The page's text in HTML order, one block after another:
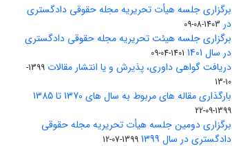
برگزاری جلسه هیأت تحریریه مجله حقوقی دادگستری
در 1403-08-09
برگزاری جلسه هیئت تحریریه مجله حقوقی دادگستری
در سال 1401
1401-04-09
دریافت گواهی داوری، پذیرش و یا انتشار مقالات
1399-
10-13
بارگذاری مقاله های مربوط به سال های 1370 تا 1385
1399-09-22
برگزاری دومین جلسه هیأت تحریریه مجله حقوقی
دادگستری در سال 1399
1399-07-12